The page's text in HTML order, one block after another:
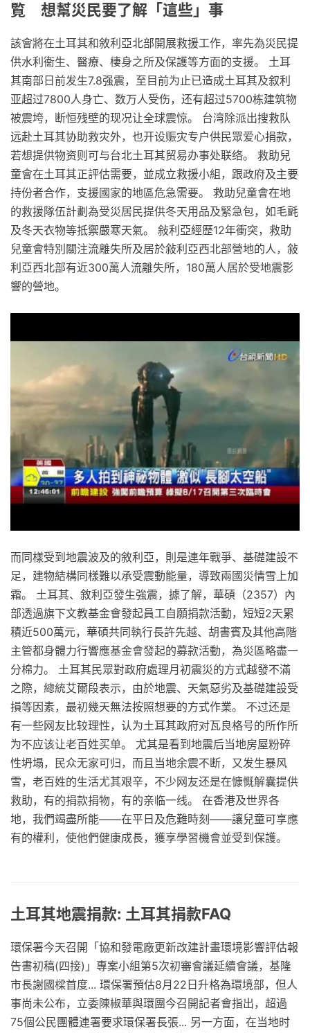
覧 想幫災民要了解「這些」事
該會將在土耳其和敘利亞北部開展救援工作，率先為災民提
供水利衞生、醫療、棲身之所及保護等方面的支援。 土耳
其南部日前发生7.8强震，至目前为止已造成土耳其及叙利
亚超过7800人身亡、数万人受伤，还有超过5700栋建筑物
被震垮，断恒残壁的现况让全球震惊。 台湾除派出搜救队
远赴土耳其协助救灾外，也开设赈灾专户供民眾爱心捐款，
若想提供物资则可与台北土耳其贸易办事处联络。 救助兒
童會在土耳其正評估需要，並成立救援小組，跟政府及主要
持份者合作，支援國家的地區危急需要。 救助兒童會在地
的救援隊伍計劃為受災居民提供冬天用品及緊急包，如毛氈
及冬天衣物等抵禦嚴寒天氣。 敍利亞經歷12年衝突，救助
兒童會特別關注流離失所及居於敍利亞西北部營地的人，敍
利亞西北部有近300萬人流離失所，180萬人居於受地震影
響的營地。
而同樣受到地震波及的敘利亞，則是連年戰爭、基礎建設不
足，建物結構同樣難以承受震動能量，導致兩國災情雪上加
霜。 土耳其、敘利亞發生強震，據了解，華碩（2357）內
部透過旗下文教基金會發起員工自願捐款活動，短短2天累
積近500萬元，華碩共同執行長許先越、胡書賓及其他高階
主管都身體力行響應基金會發起的募款活動，為災區略盡一
分棉力。 土耳其民眾對政府處理月初震災的方式越發不滿
之際，總統艾爾段表示，由於地震、天氣惡劣及基礎建設受
損等因素，最初幾天無法按照想要的方式作業。 不过还是
有一些网友比较理性，认为土耳其政府对瓦良格号的所作所
为不应该让老百姓买单。 尤其是看到地震后当地房屋粉碎
性坍塌，民众无家可归，而且当地余震不断，又发生暴风
雪，老百姓的生活尤其艰辛，不少网友还是在慷慨解囊提供
救助，有的捐款捐物，有的亲临一线。 在香港及世界各
地，我們竭盡所能——在平日及危難時刻——讓兒童可享應
有的權利，使他們健康成長，獲享學習機會並受到保護。
土耳其地震捐款: 土耳其捐款FAQ
環保署今天召開「協和發電廠更新改建計畫環境影響評估報
告書初稿(四接)」專案小組第5次初審會議延續會議，基隆
市長謝國樑首度... 環保署預估8月22日升格為環境部，但人
事尚未公布，立委陳椒華與環團今召開記者會指出，超過
75個公民團體連署要求環保署長張... 另一方面，在当地时